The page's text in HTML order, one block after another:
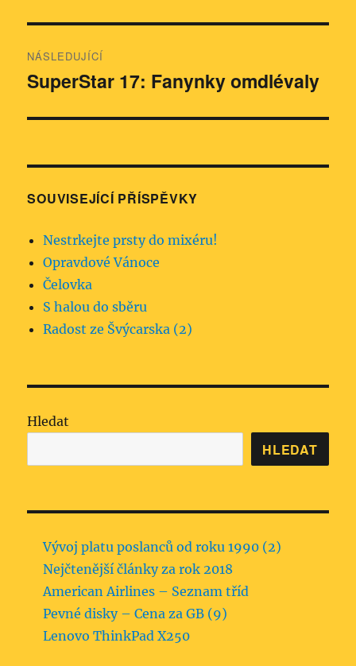
NÁSLEDUJÍCÍ
Následující
SuperStar 17: Fanynky omdlévaly
SOUVISEJÍCÍ PŘÍSPĚVKY
Nestrkejte prsty do mixéru!
Opravdové Vánoce
Čelovka
S halou do sběru
Radost ze Švýcarska (2)
Hledat
HLEDAT
Vývoj platu poslanců od roku 1990 (2)
Nejčtenější články za rok 2018
American Airlines – Seznam tříd
Pevné disky – Cena za GB (9)
Lenovo ThinkPad X250